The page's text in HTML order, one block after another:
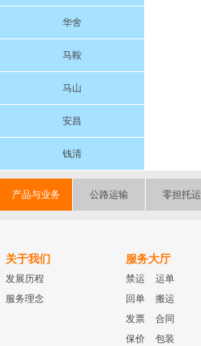
华舍
马鞍
马山
安昌
钱清
产品与业务 公路运输 零担托运
关于我们
发展历程
服务理念
服务大厅
禁运
运单
回单
搬运
发票
合同
保价
包装